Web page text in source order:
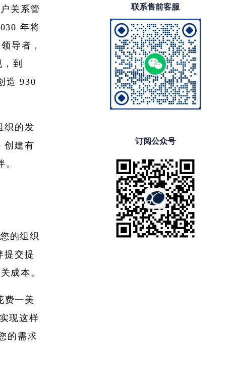
关系管
年将
导者，
到
造 930
织的发
创建有
的组织
提交提
成本。
费一美
现这样
的需求
联系售前客服
订阅公众号